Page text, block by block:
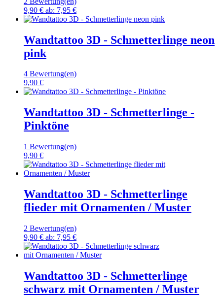
9,90 € ab: 7,95 €
Wandtattoo 3D - Schmetterlinge neon
pink
4 Bewertung(en)
9,90 €
Wandtattoo 3D - Schmetterlinge -
Pinktöne
1 Bewertung(en)
9,90 €
Wandtattoo 3D - Schmetterlinge
flieder mit Ornamenten / Muster
2 Bewertung(en)
9,90 € ab: 7,95 €
Wandtattoo 3D - Schmetterlinge
schwarz mit Ornamenten / Muster